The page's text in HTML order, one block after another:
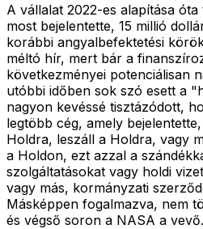
A vállalat 2022-es alapítása
most bejelentette, 15 millió
korábbi angyalbefektetési
méltó hír, mert bár a
következményei potenciálisan
utóbbi időben sok szó esett a
nagyon kevéssé tisztázódott,
legtöbb cég, amely
Holdra, leszáll a Holdra, vagy
a Holdon, ezt azzal a
szolgáltatásokat vagy holdi
vagy más, kormányzati
Másképpen fogalmazva, nem
és végső soron a NASA a vevő.